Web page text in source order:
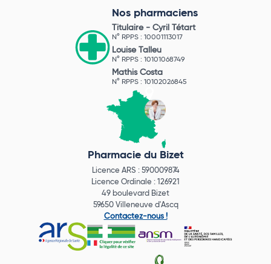
Nos pharmaciens
Titulaire - Cyril Tétart
N° RPPS : 10001113017
Louise Talleu
N° RPPS : 10101068749
Mathis Costa
N° RPPS : 10102026845
Pharmacie du Bizet
Licence ARS : 590009874
Licence Ordinale : 126921
49 boulevard Bizet
59650 Villeneuve d'Ascq
Contactez-nous !